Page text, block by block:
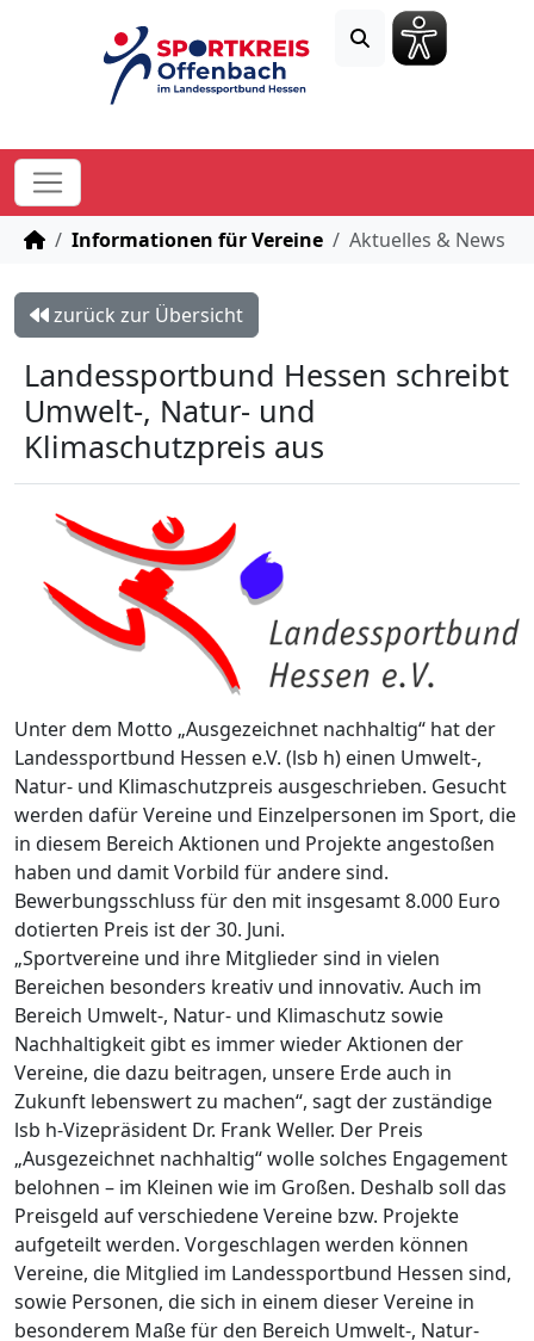
STARTSEITE
Informationen für Vereine Aktuelles & News
zurück zur Übersicht
Landessportbund Hessen schreibt
Umwelt-, Natur- und
Klimaschutzpreis aus
Unter dem Motto „Ausgezeichnet nachhaltig“ hat der
Landessportbund Hessen e.V. (lsb h) einen Umwelt-,
Natur- und Klimaschutzpreis ausgeschrieben. Gesucht
werden dafür Vereine und Einzelpersonen im Sport, die
in diesem Bereich Aktionen und Projekte angestoßen
haben und damit Vorbild für andere sind.
Bewerbungsschluss für den mit insgesamt 8.000 Euro
dotierten Preis ist der 30. Juni.
„Sportvereine und ihre Mitglieder sind in vielen
Bereichen besonders kreativ und innovativ. Auch im
Bereich Umwelt-, Natur- und Klimaschutz sowie
Nachhaltigkeit gibt es immer wieder Aktionen der
Vereine, die dazu beitragen, unsere Erde auch in
Zukunft lebenswert zu machen“, sagt der zuständige
lsb h-Vizepräsident Dr. Frank Weller. Der Preis
„Ausgezeichnet nachhaltig“ wolle solches Engagement
belohnen – im Kleinen wie im Großen. Deshalb soll das
Preisgeld auf verschiedene Vereine bzw. Projekte
aufgeteilt werden. Vorgeschlagen werden können
Vereine, die Mitglied im Landessportbund Hessen sind,
sowie Personen, die sich in einem dieser Vereine in
besonderem Maße für den Bereich Umwelt-, Natur-